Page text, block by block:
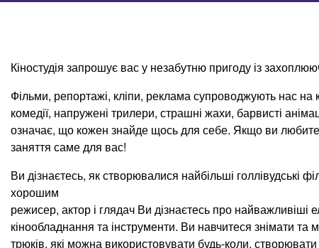
Кіностудія запрошує вас у незабутню пригоду із
Фільми, репортажі, кліпи, реклама супроводжують нас на
комедії, напружені трилери, страшні жахи, барвисті
означає, що кожен знайде щось для себе. Якщо ви любите
заняття саме для вас!
Ви дізнаєтесь, як створювалися найбільші голлівудські
хорошим
режисер, актор і глядач Ви дізнаєтесь про найважливіші
кінообладнання та інструменти. Ви навчитеся знімати
трюків, які можна використовувати будь-коли,